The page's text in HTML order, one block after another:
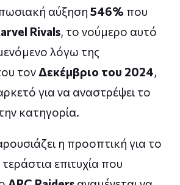
αύξηση 546% που
Rivals, το νούμερο αυτό
λόγω της
τονΔεκέμβριο του 2024,
για να αναστρέψει το
κατηγορία.
η προοπτική για το
επιτυχία που